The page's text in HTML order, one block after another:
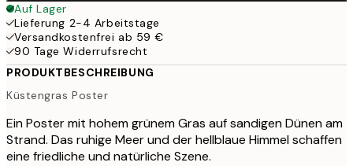
Auf Lager
Lieferung 2-4 Arbeitstage
Versandkostenfrei ab 59 €
90 Tage Widerrufsrecht
PRODUKTBESCHREIBUNG
Küstengras Poster
Ein Poster mit hohem grünem Gras auf sandigen Dünen am
Strand. Das ruhige Meer und der hellblaue Himmel schaffen
eine friedliche und natürliche Szene.